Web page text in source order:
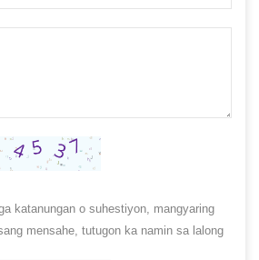
katanungan o suhestiyon, mangyaring
mensahe, tutugon ka namin sa lalong